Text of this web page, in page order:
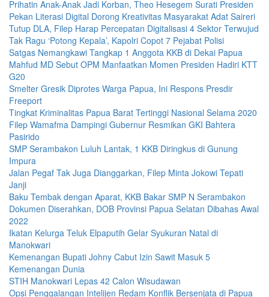
Prihatin Anak-Anak Jadi Korban, Theo Hesegem Surati Presiden
Pekan Literasi Digital Dorong Kreativitas Masyarakat Adat Saireri
Tutup DLA, Filep Harap Percepatan Digitalisasi 4 Sektor Terwujud
Tak Ragu ‘Potong Kepala’, Kapolri Copot 7 Pejabat Polisi
Satgas Nemangkawi Tangkap 1 Anggota KKB di Dekai Papua
Mahfud MD Sebut OPM Manfaatkan Momen Presiden Hadiri KTT
G20
Smelter Gresik Diprotes Warga Papua, Ini Respons Presdir
Freeport
Tingkat Kriminalitas Papua Barat Tertinggi Nasional Selama 2020
Filep Wamafma Dampingi Gubernur Resmikan GKI Bahtera
Pasirido
SMP Serambakon Luluh Lantak, 1 KKB Diringkus di Gunung
Impura
Jalan Pegaf Tak Juga Dianggarkan, Filep Minta Jokowi Tepati
Janji
Baku Tembak dengan Aparat, KKB Bakar SMP N Serambakon
Dokumen Diserahkan, DOB Provinsi Papua Selatan Dibahas Awal
2022
Ikatan Kelurga Teluk Elpaputih Gelar Syukuran Natal di
Manokwari
Kemenangan Bupati Johny Cabut Izin Sawit Masuk 5
Kemenangan Dunia
STIH Manokwari Lepas 42 Calon Wisudawan
Opsi Penggalangan Intelijen Redam Konflik Bersenjata di Papua